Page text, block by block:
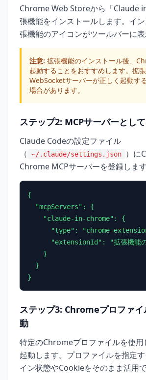
Chrome Web Storeから「Claude
張機能をインストールします。イ
張機能のアイコンがツールバーに表
注意: 拡張機能のインストール後、
起動することをおすすめします。拡
WebSocketサーバーが正しく起動す
場合があります。
ステップ2: MCPサーバーとし
Claude Codeの設定ファイル
（
~/.claude/settings.json
）に
Chrome MCPサーバーを登録します
{
  "mcpServers": {
    "claude-in-chrome": {
"type": "chrome-
"extensionId": "拡張機能
    }
  }
}
ステップ3: Chromeプロファイ
動
特定のChromeプロファイルを使用
起動します。プロファイルを指定
イン状態やCookieをそのまま活用で